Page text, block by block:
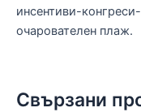
инсентиви-
очарователен плаж.
Свързани